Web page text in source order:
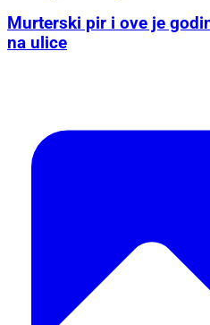
Murterski pir i ove je
na ulice